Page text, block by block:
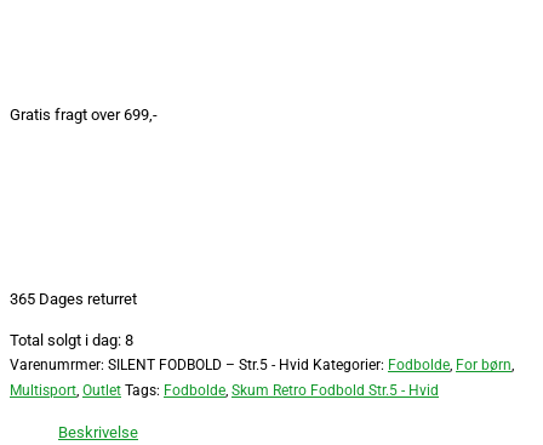
Gratis fragt over 699,-
365 Dages returret
Total solgt i dag: 8
Varenumrmer: SILENT FODBOLD – Str.5 - Hvid Kategorier: Fodbolde, For børn,
Multisport, Outlet Tags: Fodbolde, Skum Retro Fodbold Str.5 - Hvid
Beskrivelse